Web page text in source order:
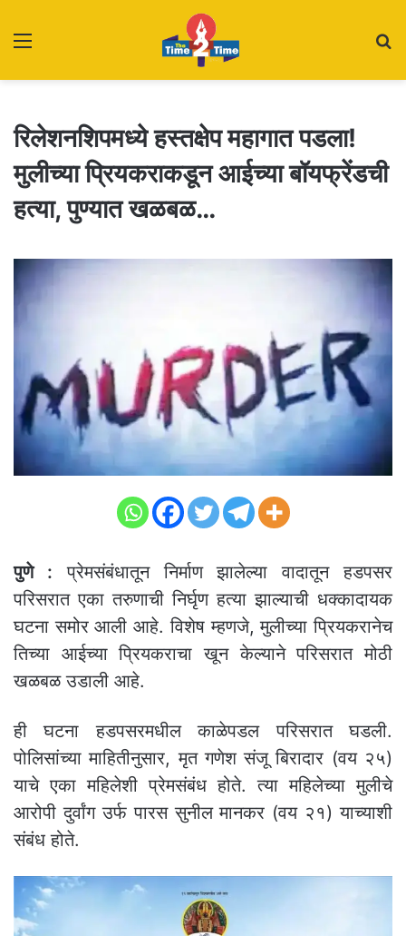
रिलेशनशिपमध्ये हस्तक्षेप महागात पडला!
मुलीच्या प्रियकराकडून आईच्या बॉयफ्रेंडची
हत्या, पुण्यात खळबळ…
पुणे : प्रेमसंबंधातून निर्माण झालेल्या वादातून हडपसर
परिसरात एका तरुणाची निर्घृण हत्या झाल्याची धक्कादायक
घटना समोर आली आहे. विशेष म्हणजे, मुलीच्या प्रियकरानेच
तिच्या आईच्या प्रियकराचा खून केल्याने परिसरात मोठी
खळबळ उडाली आहे.
ही घटना हडपसरमधील काळेपडल परिसरात घडली.
पोलिसांच्या माहितीनुसार, मृत गणेश संजू बिरादार (वय २५)
याचे एका महिलेशी प्रेमसंबंध होते. त्या महिलेच्या मुलीचे
आरोपी दुर्वांग उर्फ पारस सुनील मानकर (वय २१) याच्याशी
संबंध होते.